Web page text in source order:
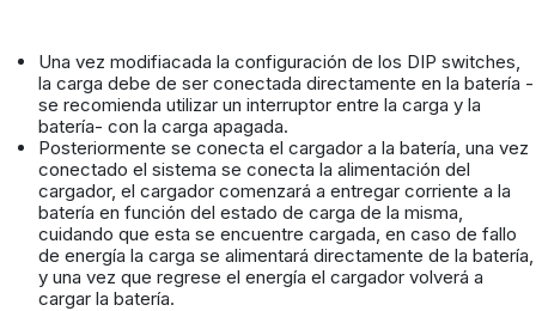
Una vez modifiacada la configuración de los DIP switches,
la carga debe de ser conectada directamente en la batería -
se recomienda utilizar un interruptor entre la carga y la
batería- con la carga apagada.
Posteriormente se conecta el cargador a la batería, una vez
conectado el sistema se conecta la alimentación del
cargador, el cargador comenzará a entregar corriente a la
batería en función del estado de carga de la misma,
cuidando que esta se encuentre cargada, en caso de fallo
de energía la carga se alimentará directamente de la batería,
y una vez que regrese el energía el cargador volverá a
cargar la batería.